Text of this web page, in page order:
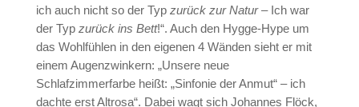
ich auch nicht so der Typ zurück zur Natur– Ich war
der Typ zurück ins Bett!“. Auch den Hygge-Hype um
das Wohlfühlen in den eigenen 4 Wänden sieht er mit
einem Augenzwinkern: „Unsere neue
Schlafzimmerfarbe heißt: „Sinfonie der Anmut“ – ich
dachte erst Altrosa“. Dabei wagt sich Johannes Flöck,